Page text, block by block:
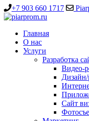
+7 903 660 1717
Главная
О нас
Услуги
Разработка
Видео-
Дизайн/
Сайт